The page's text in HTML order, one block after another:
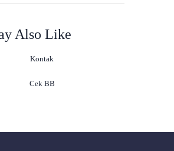
Also Like
Kontak
Cek BB